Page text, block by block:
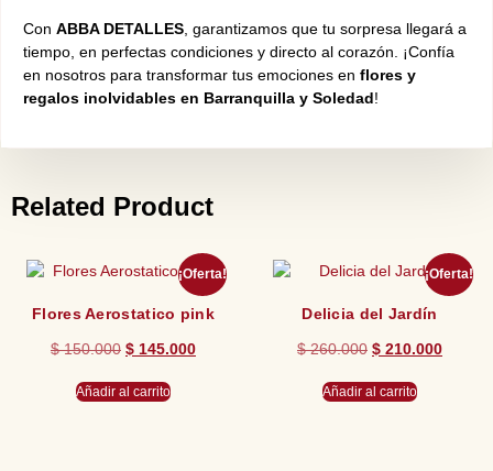
Con ABBA DETALLES , garantizamos que tu sorpresa llegará a
tiempo, en perfectas condiciones y directo al corazón. ¡Confía
en nosotros para transformar tus emociones en flores y
regalos inolvidables en Barranquilla y Soledad!
Related Product
¡Oferta!
Flores Aerostatico pink
$150.000 $ 145.000
Añadir al carrito
¡Oferta!
Delicia del Jardín
$260.000 $ 210.000
Añadir al carrito